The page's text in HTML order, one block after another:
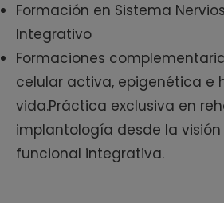
Formación en Sistema
Integrativo
Formaciones
celular activa, epigenética e
vida.Práctica exclusiva en
implantología desde la
funcional integrativa.